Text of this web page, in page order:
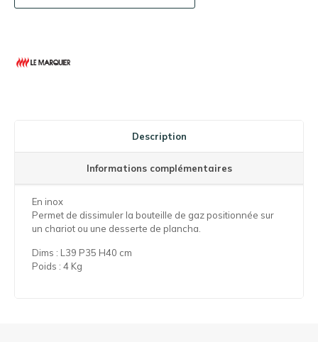
Description
Informations complémentaires
En inox
Permet de dissimuler la bouteille de gaz positionnée sur
un chariot ou une desserte de plancha.
Dims : L39 P35 H40 cm
Poids : 4 Kg